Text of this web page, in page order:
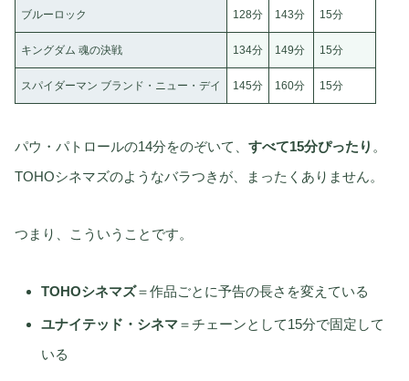
ブルーロック 128分 143分 15分
キングダム 魂の決戦 134分 149分 15分
スパイダーマン ブランド・ニュー・デイ 145分 160分 15分
パウ・パトロールの14分をのぞいて、 すべて15分ぴったり 。
TOHOシネマズのようなバラつきが、まったくありません。
つまり、こういうことです。
TOHOシネマズ＝作品ごとに予告の長さを変えている
ユナイテッド・シネマ＝チェーンとして15分で固定して
いる